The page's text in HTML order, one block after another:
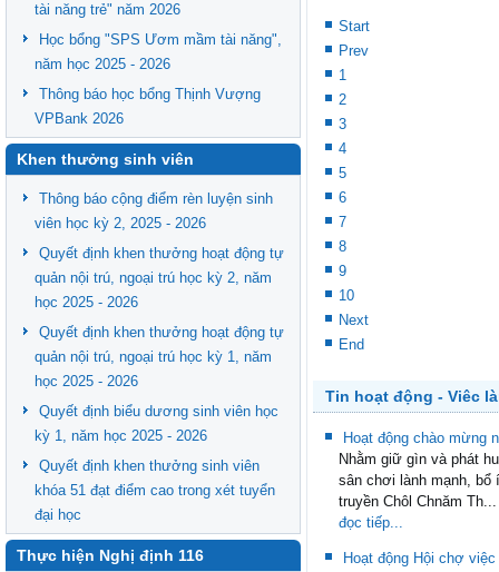
tài năng trẻ" năm 2026
Học bổng "SPS Ươm mầm tài năng",
năm học 2025 - 2026
Thông báo học bổng Thịnh Vượng
VPBank 2026
Khen thưởng sinh viên
Thông báo cộng điểm rèn luyện sinh
viên học kỳ 2, 2025 - 2026
Quyết định khen thưởng hoạt động tự
quản nội trú, ngoại trú học kỳ 2, năm
học 2025 - 2026
Quyết định khen thưởng hoạt động tự
quản nội trú, ngoại trú học kỳ 1, năm
học 2025 - 2026
Quyết định biểu dương sinh viên học
kỳ 1, năm học 2025 - 2026
Quyết định khen thưởng sinh viên
khóa 51 đạt điểm cao trong xét tuyển
đại học
Thực hiện Nghị định 116
Start
Prev
1
2
3
4
5
6
7
8
9
10
Next
End
Tin hoạt động - Viêc
Hoạt động chào mừng
Nhằm giữ gìn và phát
sân chơi lành mạnh, bổ
truyền Chôl Chnăm Th...
đọc tiếp...
Hoạt động Hội chợ